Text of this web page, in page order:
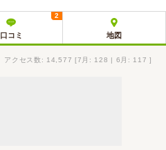
口コミ
2
地図
アクセス数: 14,577 [7月: 128 | 6月: 117 ]